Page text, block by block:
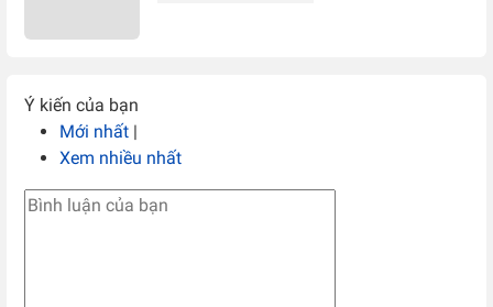
Ý kiến của bạn
Mới nhất |
Xem nhiều nhất